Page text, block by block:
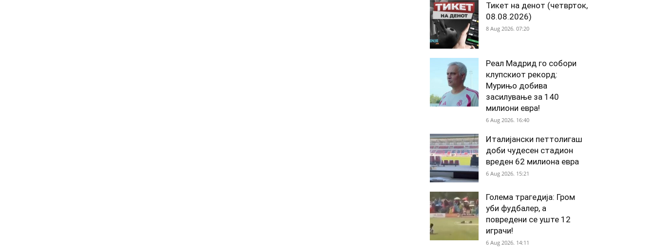
Тикет на денот (четврток,
08.08.2026)
8 Aug 2026. 07:20
Реал Мадрид го собори
клупскиот рекорд:
Мурињо добива
засилување за 140
милиони евра!
6 Aug 2026. 16:40
Италијански петтолигаш
доби чудесен стадион
вреден 62 милиона евра
6 Aug 2026. 15:21
Голема трагедија: Гром
уби фудбалер, а
повредени се уште 12
играчи!
6 Aug 2026. 14:11